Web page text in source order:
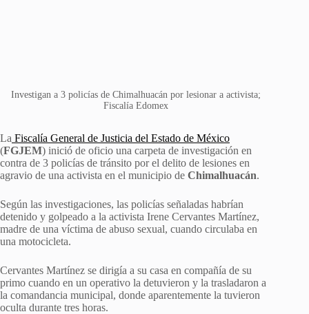
Investigan a 3 policías de Chimalhuacán por lesionar a activista;
Fiscalía Edomex
La Fiscalía General de Justicia del Estado de México
(FGJEM) inició de oficio una carpeta de investigación en
contra de 3 policías de tránsito por el delito de lesiones en
agravio de una activista en el municipio de Chimalhuacán.
Según las investigaciones, las policías señaladas habrían
detenido y golpeado a la activista Irene Cervantes Martínez,
madre de una víctima de abuso sexual, cuando circulaba en
una motocicleta.
Cervantes Martínez se dirigía a su casa en compañía de su
primo cuando en un operativo la detuvieron y la trasladaron a
la comandancia municipal, donde aparentemente la tuvieron
oculta durante tres horas.